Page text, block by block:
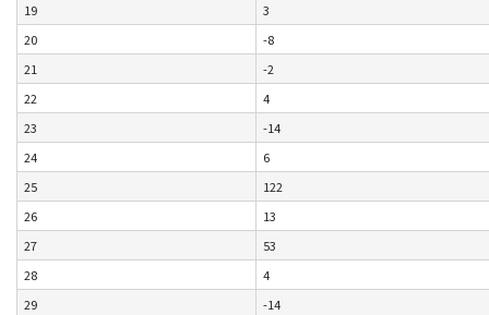
19
3
20
-8
21
-2
22
4
23
-14
24
6
25
122
26
13
27
53
28
4
29
-14